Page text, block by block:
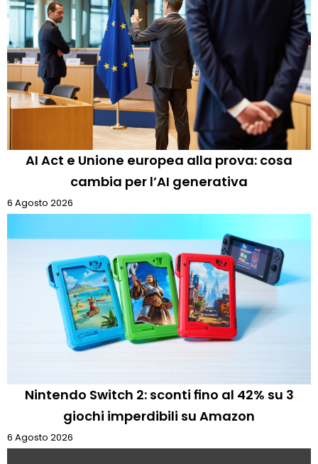
AI Act e Unione europea alla prova: cosa
cambia per l’AI generativa
6 Agosto 2026
Nintendo Switch 2: sconti fino al 42% su 3
giochi imperdibili su Amazon
6 Agosto 2026